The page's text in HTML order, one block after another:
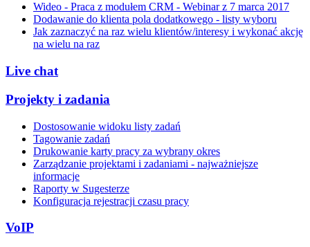
Wideo - Praca z modułem CRM - Webinar z 7 marca 2017
Dodawanie do klienta pola dodatkowego - listy wyboru
Jak zaznaczyć na raz wielu klientów/interesy i wykonać akcję
na wielu na raz
Live chat
Projekty i zadania
Dostosowanie widoku listy zadań
Tagowanie zadań
Drukowanie karty pracy za wybrany okres
Zarządzanie projektami i zadaniami - najważniejsze
informacje
Raporty w Sugesterze
Konfiguracja rejestracji czasu pracy
VoIP